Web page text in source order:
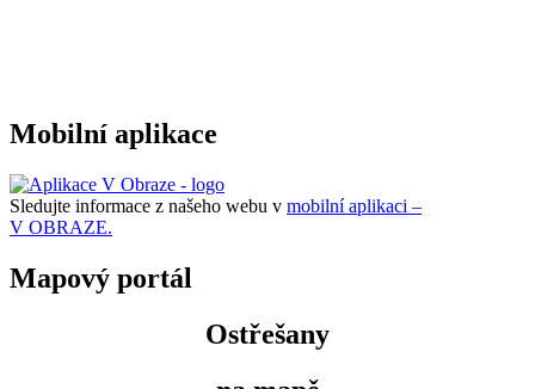
Mobilní aplikace
Sledujte informace z našeho webu v mobilní aplikaci –
V OBRAZE.
Mapový portál
Ostřešany